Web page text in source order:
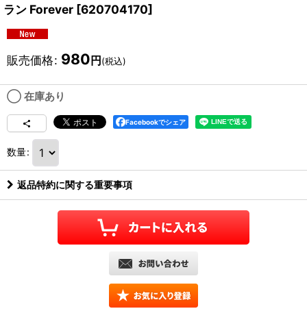
ラン Forever [620704170]
販売価格: 980 円 (税込)
◯ 在庫あり
Facebookでシェア
数量:
返品特約に関する重要事項